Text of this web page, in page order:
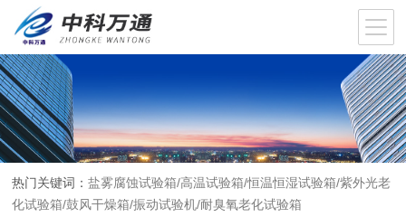
热门关键词：盐雾腐蚀试验箱/高温试验箱/恒温恒湿试验箱/紫外光老
化试验箱/鼓风干燥箱/振动试验机/耐臭氧老化试验箱